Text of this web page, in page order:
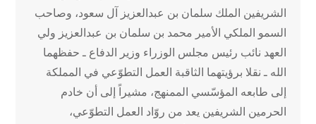
الشريفين الملك سلمان بن عبدالعزيز آل سعود، وصاحب
السمو الملكي الأمير محمد بن سلمان بن عبدالعزيز ولي
العهد نائب رئيس مجلس الوزراء وزير الدفاع ـ حفظهما
الله ـ نقلا برؤيتهما الثاقبة العمل التطوّعي في المملكة
إلى طابعه المؤسّسي الممنهج، مشيراً إلى أن خادم
الحرمين الشريفين يعد من روّاد العمل التطوّعي،